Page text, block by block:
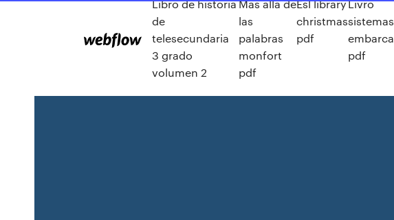
Libro de historia
de
telesecundaria
3 grado
volumen 2
Mas alla de
las
palabras
monfort
pdf
Esl library
christmas
pdf
Livro
sistemas
pdf